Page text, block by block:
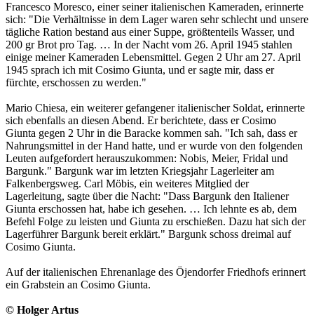
Francesco Moresco, einer seiner italienischen Kameraden, erinnerte
sich: "Die Verhältnisse in dem Lager waren sehr schlecht und unsere
tägliche Ration bestand aus einer Suppe, größtenteils Wasser, und
200 gr Brot pro Tag. … In der Nacht vom 26. April 1945 stahlen
einige meiner Kameraden Lebensmittel. Gegen 2 Uhr am 27. April
1945 sprach ich mit Cosimo Giunta, und er sagte mir, dass er
fürchte, erschossen zu werden."
Mario Chiesa, ein weiterer gefangener italienischer Soldat, erinnerte
sich ebenfalls an diesen Abend. Er berichtete, dass er Cosimo
Giunta gegen 2 Uhr in die Baracke kommen sah. "Ich sah, dass er
Nahrungsmittel in der Hand hatte, und er wurde von den folgenden
Leuten aufgefordert herauszukommen: Nobis, Meier, Fridal und
Bargunk." Bargunk war im letzten Kriegsjahr Lagerleiter am
Falkenbergsweg. Carl Möbis, ein weiteres Mitglied der
Lagerleitung, sagte über die Nacht: "Dass Bargunk den Italiener
Giunta erschossen hat, habe ich gesehen. … Ich lehnte es ab, dem
Befehl Folge zu leisten und Giunta zu erschießen. Dazu hat sich der
Lagerführer Bargunk bereit erklärt." Bargunk schoss dreimal auf
Cosimo Giunta.
Auf der italienischen Ehrenanlage des Öjendorfer Friedhofs erinnert
ein Grabstein an Cosimo Giunta.
© Holger Artus